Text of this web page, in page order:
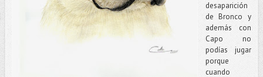
desaparición
de Bronco y
además con
Capo no
podías jugar
porque
cuando